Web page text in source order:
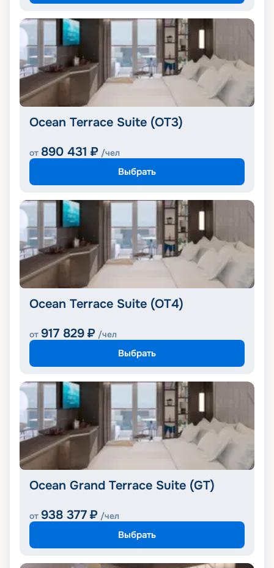
Ocean Terrace Suite (OT3)
от 890 431 ₽ /чел
Выбрать
Ocean Terrace Suite (OT4)
от 917 829 ₽ /чел
Выбрать
Ocean Grand Terrace Suite (GT)
от 938 377 ₽ /чел
Выбрать